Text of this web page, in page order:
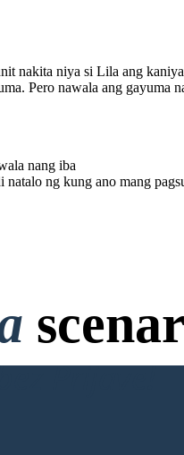
nakita niya si Lila ang
Pero nawala ang gayuma
nang iba
natalo ng kung ano mang
Prijave!